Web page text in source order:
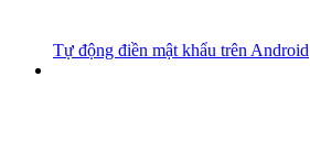
Tự động điền mật khẩu trên Android